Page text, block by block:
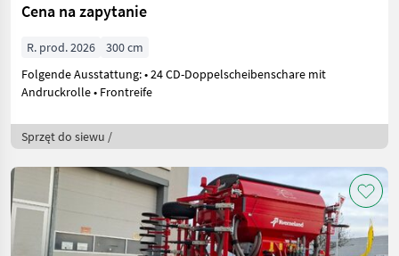
Cena na zapytanie
R. prod. 2026
300 cm
Folgende Ausstattung: • 24 CD-Doppelscheibenschare mit
Andruckrolle • Frontreife
Sprzęt do siewu /